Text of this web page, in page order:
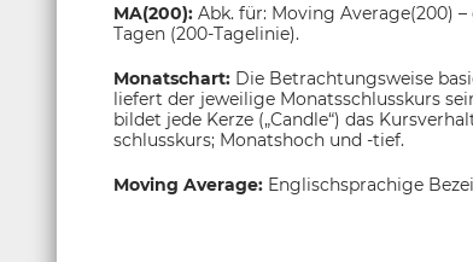
MA(200): Abk. für: Moving Average(200)
Tagen (200-Tagelinie).
Monatschart: Die Betrachtungsweise
liefert der jeweilige Monatsschlusskurs
bildet jede Kerze („Candle“) das
schlusskurs; Monatshoch und -tief.
Moving Average: Englischsprachige